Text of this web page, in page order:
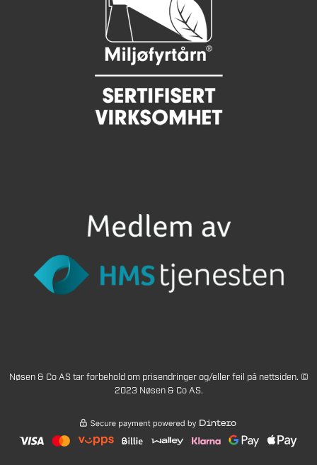
Nøsen & Co AS tar forbehold om prisendringer og/eller feil på nettsiden. ©
2023 Nøsen & Co AS.